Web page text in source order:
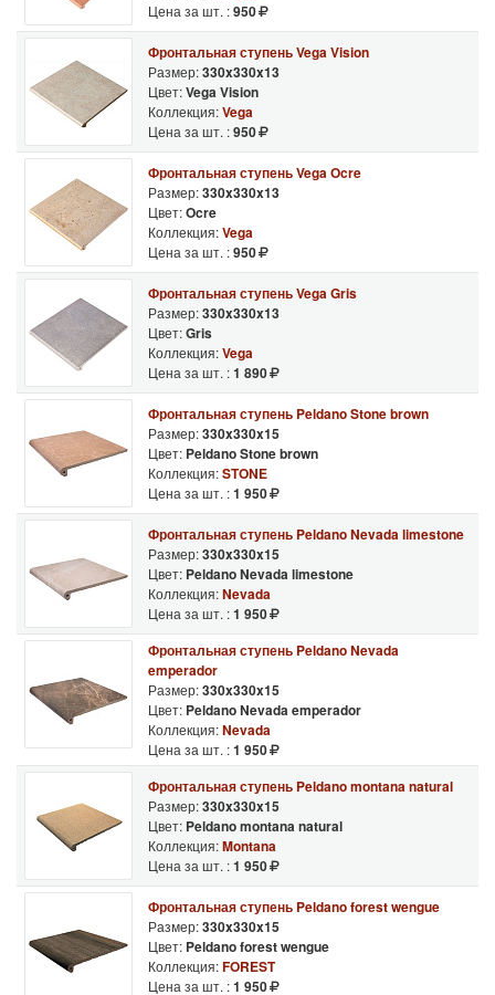
пользоваться большой популярностью в погодных условиях
России.
Цена за шт. :950
Фронтальная ступень Vega Vision
Размер:330x330x13
Цвет:Vega Vision
Коллекция:Vega
Цена за шт. :950
Фронтальная ступень Vega Ocre
Размер:330x330x13
Цвет:Ocre
Коллекция:Vega
Цена за шт. :950
Фронтальная ступень Vega Gris
Размер:330x330x13
Цвет:Gris
Коллекция:Vega
Цена за шт. :1 890
Фронтальная ступень Peldano Stone brown
Размер:330x330x15
Цвет: Peldano Stone brown
Коллекция:STONE
Цена за шт. :1 950
Фронтальная ступень Peldano Nevada limestone
Размер:330x330x15
Цвет: Peldano Nevada limestone
Коллекция:Nevada
Цена за шт. :1 950
Фронтальная ступень Peldano Nevada
emperador
Размер:330x330x15
Цвет: Peldano Nevada emperador
Коллекция:Nevada
Цена за шт. :1 950
Фронтальная ступень Peldano montana natural
Размер:330x330x15
Цвет: Peldano montana natural
Коллекция:Montana
Цена за шт. :1 950
Фронтальная ступень Peldano forest wengue
Размер:330x330x15
Цвет: Peldano forest wengue
Коллекция:FOREST
Цена за шт. :1 950